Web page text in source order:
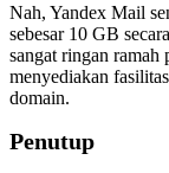
Nah, Yandex Mail
sebesar 10 GB
sangat ringan
menyediakan
domain.
Penutup